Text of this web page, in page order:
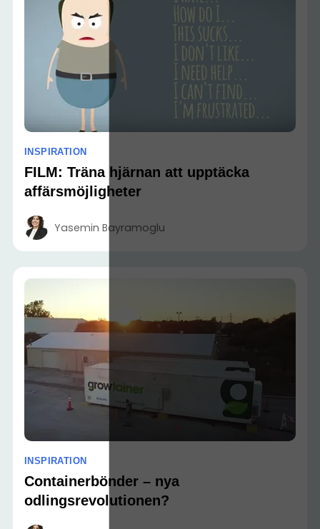
INSPIRATION
FILM: Träna hjärnan att upptäcka
affärsmöjligheter
Yasemin Bayramoglu
INSPIRATION
Containerbönder – nya
odlingsrevolutionen?